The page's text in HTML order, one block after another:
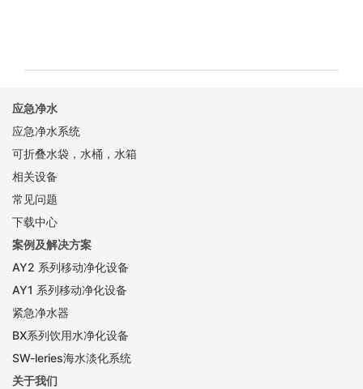
应急净水
应急净水系统
可折叠水袋，水桶，水箱
相关设备
常见问题
下载中心
案例及解决方案
AY2 系列移动净化设备
AY1 系列移动净化设备
紧急净水器
BX系列饮用水净化设备
SW-leries海水淡化系统
关于我们